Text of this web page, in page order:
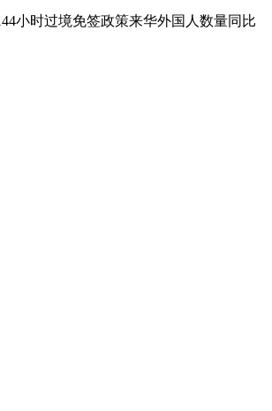
小时过境免签政策来华外国人数量同比